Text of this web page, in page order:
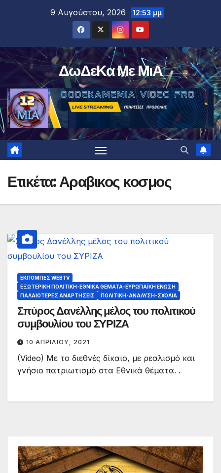
9 Αυγούστου, 2026 12:53 μμ
ΔωΔεΚα Με ΜιΑ
Ετικέτα:Αραβικος κοσμος
ΕΚΠΟΜΠΈΣ WEBTV
ΕΞΩΤΕΡΙΚΉ ΠΟΛΙΤΙΚΉ-ΕΘΝΙΚΆ ΘΈΜΑΤΑ-ΕΥΡΩΠΑΪΚΉ ΈΝΩΣΗ
ΠΑΛΑΙΟΤΕΡΕΣ ΑΝΑΡΤΗΣΕΙΣ
ΠΟΛΙΤΙΚΉ-ΑΝΆΛΥΣΗ-ΣΧΌΛΙΑ
Σπύρος Δανέλλης μέλος του πολιτικού
συμβουλίου του ΣΥΡΙΖΑ
10 ΑΠΡΙΛΊΟΥ, 2021
(Video) Με το διεθνές δίκαιο, με ρεαλισμό και
γνήσιο πατριωτισμό στα Εθνικά θέματα. .